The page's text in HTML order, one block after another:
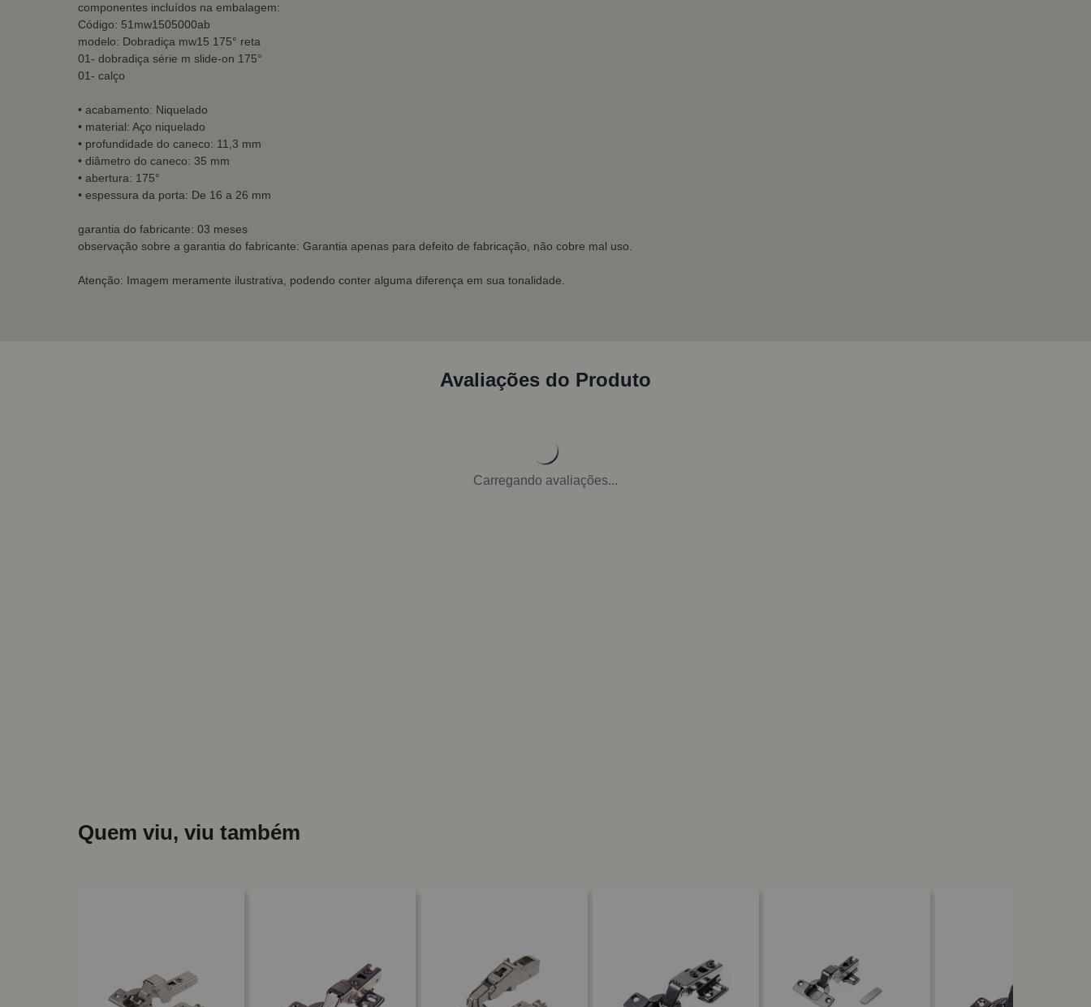
componentes incluídos na embalagem:
Código: 51mw1505000ab
modelo: Dobradiça mw15 175° reta
01- dobradiça série m slide-on 175°
01- calço
• acabamento: Niquelado
• material: Aço niquelado
• profundidade do caneco: 11,3 mm
• diâmetro do caneco: 35 mm
• abertura: 175°
• espessura da porta: De 16 a 26 mm
garantia do fabricante: 03 meses
observação sobre a garantia do fabricante: Garantia apenas para defeito de fabricação, não cobre mal uso.
Atenção: Imagem meramente ilustrativa, podendo conter alguma diferença em sua tonalidade.
Avaliações do Produto
Carregando avaliações...
Quem viu, viu também